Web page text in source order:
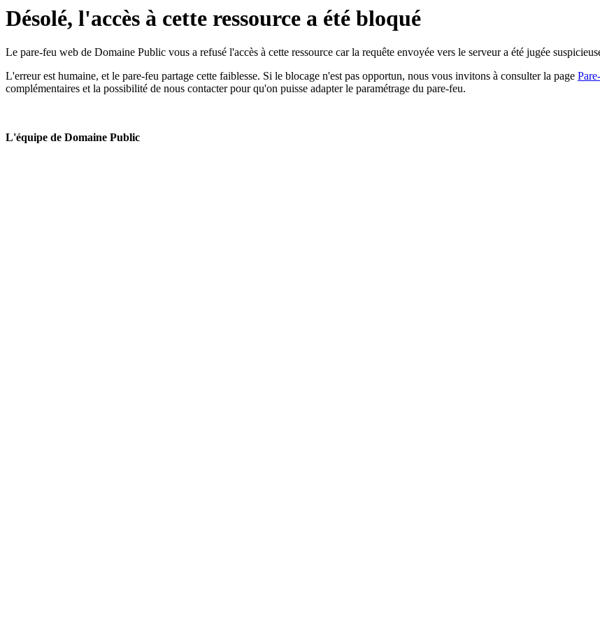
Désolé, l'accès à cette ressource a été bloqué
Le pare-feu web de Domaine Public vous a refusé l'accès à cette ressource car la requête envoyée vers le serveur a été jugée
L'erreur est humaine, et le pare-feu partage cette faiblesse. Si le blocage n'est pas opportun, nous vous invitons à consulter la page
complémentaires et la possibilité de nous contacter pour qu'on puisse adapter le paramétrage du pare-feu.
L'équipe de Domaine Public